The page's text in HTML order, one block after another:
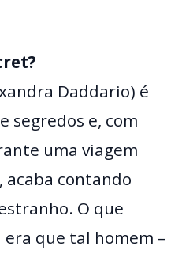
Daddario) é
segredos e, com
uma viagem
contando
O que
era que tal homem –